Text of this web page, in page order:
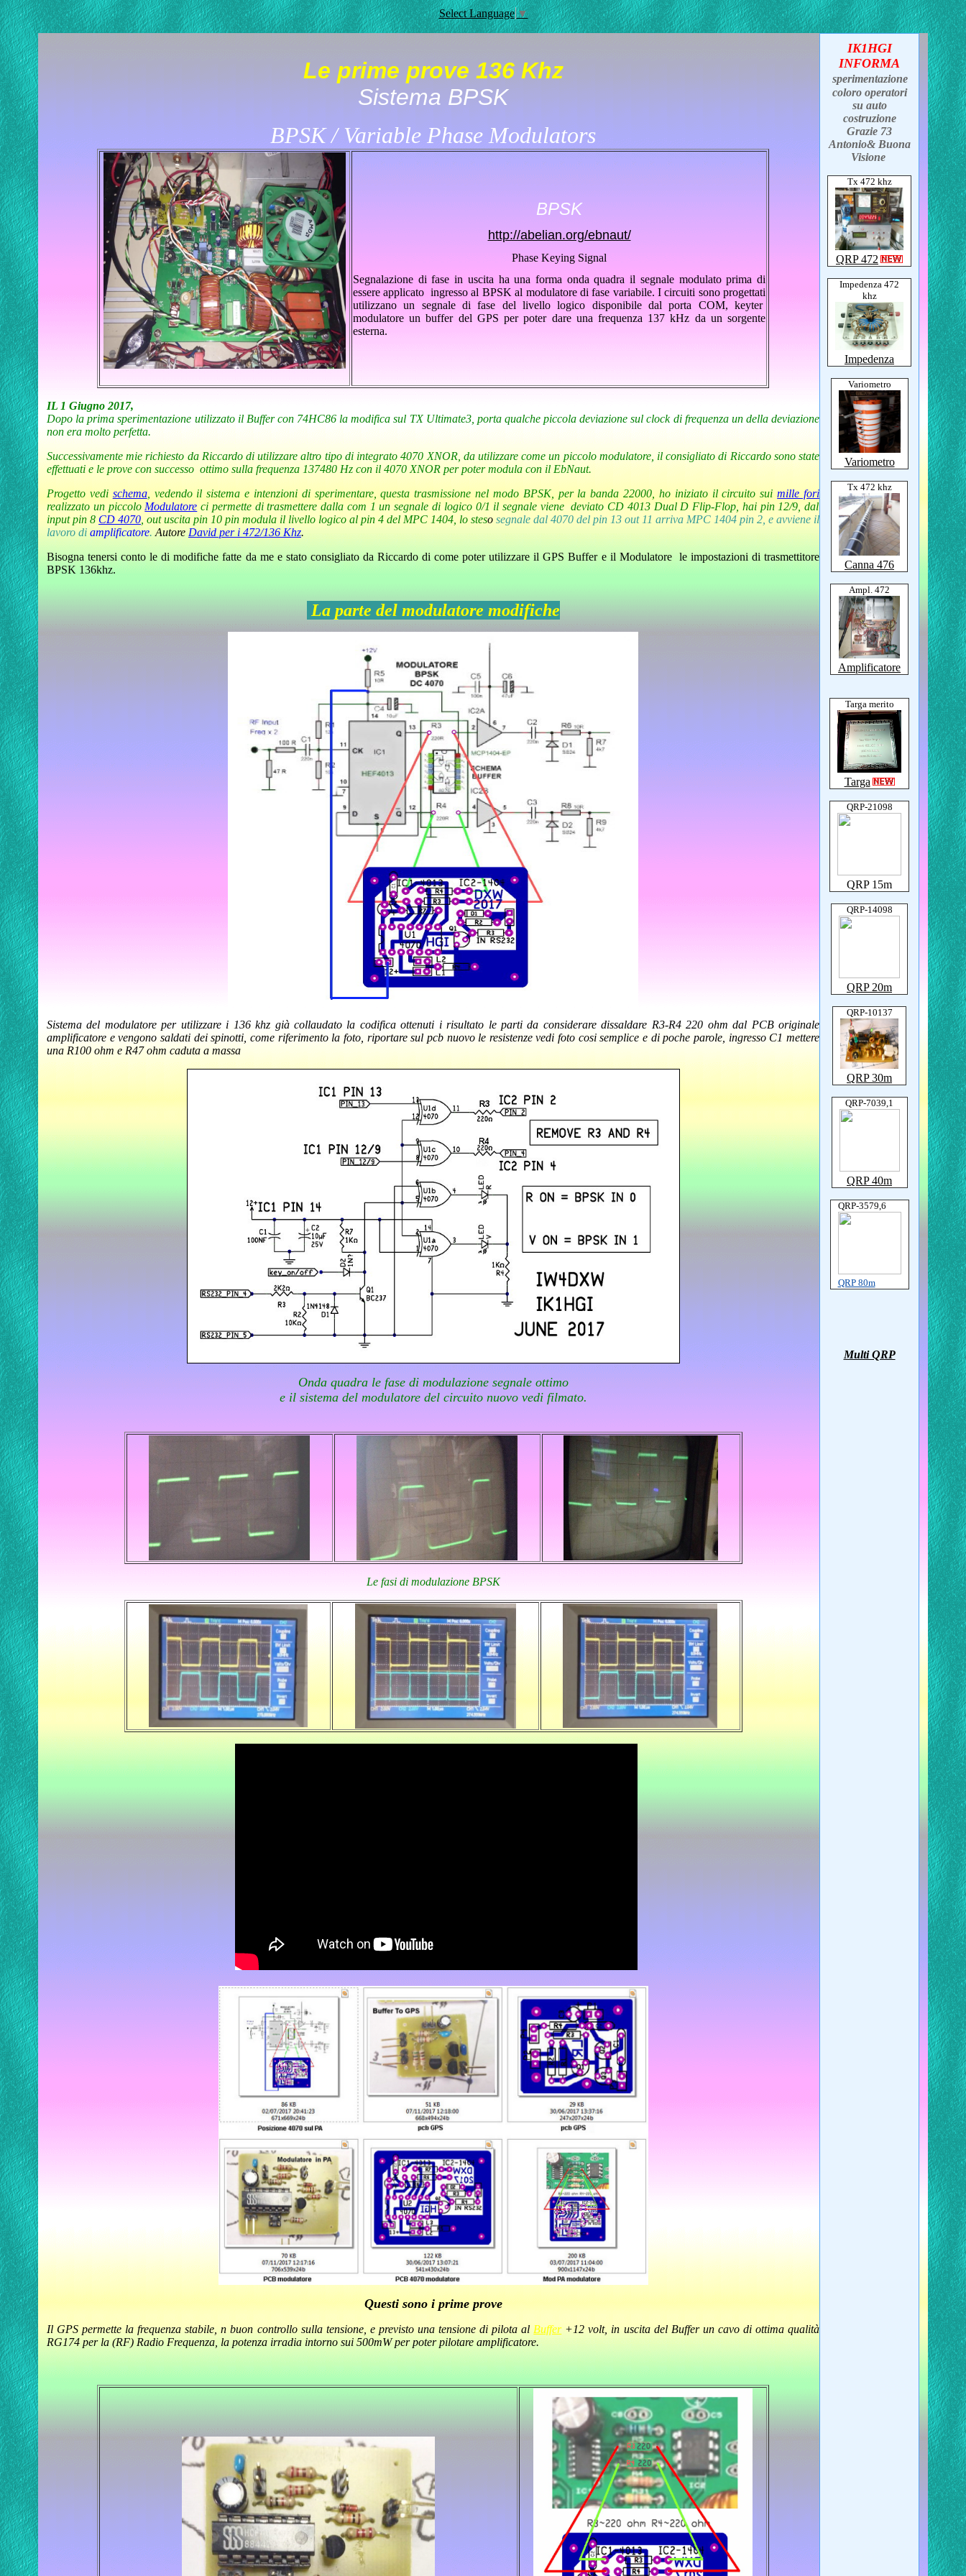
Select Language▼
Le prime prove 136 Khz
Sistema BPSK
BPSK / Variable Phase Modulators
BPSK
http://abelian.org/ebnaut/
Phase Keying Signal
Segnalazione di fase in uscita ha una forma onda quadra il segnale modulato prima di
essere applicato ingresso al BPSK al modulatore di fase variabile. I circuiti sono progettati
utilizzano un segnale di fase del livello logico disponibile dal porta COM, keyter
modulatore un buffer del GPS per poter dare una frequenza 137 kHz da un sorgente
esterna.
IL 1 Giugno 2017,
Dopo la prima sperimentazione utilizzato il Buffer con 74HC86 la modifica sul TX Ultimate3, porta qualche piccola deviazione sul clock di frequenza un della deviazione
non era molto perfetta.
Successivamente mie richiesto da Riccardo di utilizzare altro tipo di integrato4070 XNOR, da utilizzare come un piccolo modulatore, il consigliato di Riccardo sono state
effettuati e le prove con successo ottimo sulla frequenza 137480 Hz con il 4070 XNOR per poter modula con il EbNaut.
Progetto vedi schema, vedendo il sistema e intenzioni di sperimentare, questa trasmissione nel modo BPSK, per la banda 22000, ho iniziato il circuito suimille fori
realizzato un piccolo Modulatore ci permette di trasmettere dalla com 1 un segnale di logico 0/1 il segnale viene deviato CD 4013 Dual D Flip-Flop, hai pin 12/9, dal
input pin 8 CD 4070 , out uscita pin 10 pin modula il livello logico al pin 4 del MPC 1404, lo steso segnale dal 4070 del pin 13 out 11 arriva MPC 1404 pin 2, e avviene il
lavoro di amplificatore. Autore David per i 472/136 Khz.
Bisogna tenersi conto le di modifiche fatte da me e stato consigliato da Riccardo di come poter utilizzare il GPS Buffer e il Modulatore le impostazioni di trasmettitore
BPSK 136khz.
La parte del modulatore modifiche
Sistema del modulatore per utilizzare i 136 khz già collaudato la codifica ottenuti i risultato le parti da considerare dissaldare R3-R4 220 ohm dal PCB originale
amplificatore e vengono saldati dei spinotti, come riferimento la foto, riportare sul pcb nuovo le resistenze vedi foto cosi semplice e di poche parole, ingresso C1 mettere
una R100 ohm e R47 ohm caduta a massa
Onda quadra le fase di modulazione segnale ottimo
e il sistema del modulatore del circuito nuovo vedi filmato.
Le fasi di modulazione BPSK
Questi sono i prime prove
Il GPS permette la frequenza stabile, n buon controllo sulla tensione, e previsto una tensione di pilota al Buffer+12 volt, in uscita del Buffer un cavo di ottima qualità
RG174 per la (RF) Radio Frequenza, la potenza irradia intorno sui 500mW per poter pilotare amplificatore.
IK1HGI
INFORMA
sperimentazione
coloro operatori
su auto
costruzione
Grazie 73
Antonio& Buona
Visione
Tx 472 khz
QRP 472
Impedenza 472
khz
Impedenza
Variometro
Variometro
Tx 472 khz
Canna 476
Ampl. 472
Amplificatore
Targa merito
Targa
QRP-21098
QRP 15m
QRP-14098
QRP 20m
QRP-10137
QRP 30m
QRP-7039,1
QRP 40m
QRP-3579,6
QRP 80m
Multi QRP